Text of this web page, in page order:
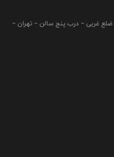
ضلع غربی – درب پنج سالن – تهران –